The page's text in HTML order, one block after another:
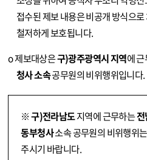
접수된 제보 내용은 비공개 방식으
철저하게 보호됩니다.
o 제보대상은구)광주광역시지역에
청사 소속공무원의 비위행위입니다.
※구)전라남도지역에 근무하는
동부청사소속 공무원의 비위행위
주시기 바랍니다.